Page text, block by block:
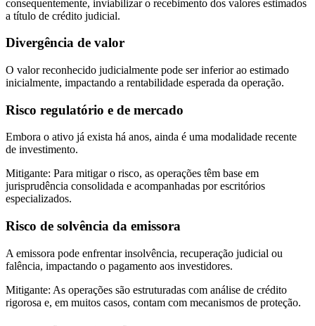
consequentemente, inviabilizar o recebimento dos valores estimados
a título de crédito judicial.
Divergência de valor
O valor reconhecido judicialmente pode ser inferior ao estimado
inicialmente, impactando a rentabilidade esperada da operação.
Risco regulatório e de mercado
Embora o ativo já exista há anos, ainda é uma modalidade recente
de investimento.
Mitigante: Para mitigar o risco, as operações têm base em
jurisprudência consolidada e acompanhadas por escritórios
especializados.
Risco de solvência da emissora
A emissora pode enfrentar insolvência, recuperação judicial ou
falência, impactando o pagamento aos investidores.
Mitigante: As operações são estruturadas com análise de crédito
rigorosa e, em muitos casos, contam com mecanismos de proteção.